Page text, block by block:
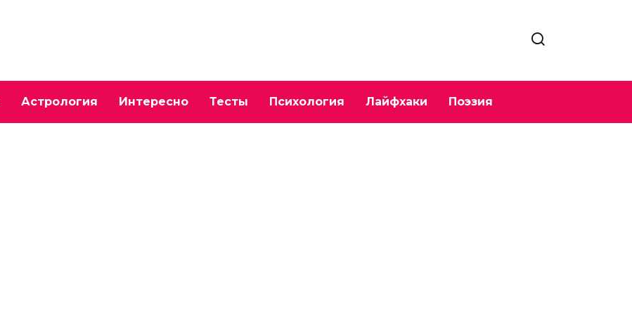
Астрология Интересно Тесты Психология Лайфхаки Поэзия